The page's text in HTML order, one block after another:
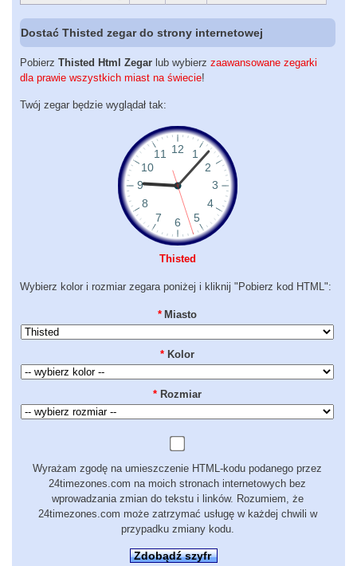
Dostać Thisted zegar do strony internetowej
Pobierz Thisted Html Zegar lub wybierz zaawansowane zegarki
dla prawie wszystkich miast na świecie!
Twój zegar będzie wyglądał tak:
Thisted
Wybierz kolor i rozmiar zegara poniżej i kliknij "Pobierz kod HTML":
* Miasto
* Kolor
* Rozmiar
Wyrażam zgodę na umieszczenie HTML-kodu podanego przez
24timezones.com na moich stronach internetowych bez
wprowadzania zmian do tekstu i linków. Rozumiem, że
24timezones.com może zatrzymać usługę w każdej chwili w
przypadku zmiany kodu.
Zdobądź szyfr